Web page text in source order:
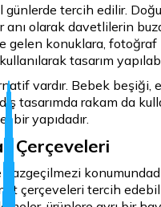
tercih edilir.
olarak davetlilerin
gelen konuklara,
tasarım
vardır. Bebek
tasarımda rakam da
bir yapıdadır.
Çerçeveleri
çerçeveleri tercih